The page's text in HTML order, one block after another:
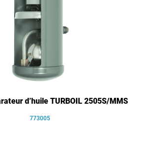
d’huile TURBOIL 2505S/MMS
773005